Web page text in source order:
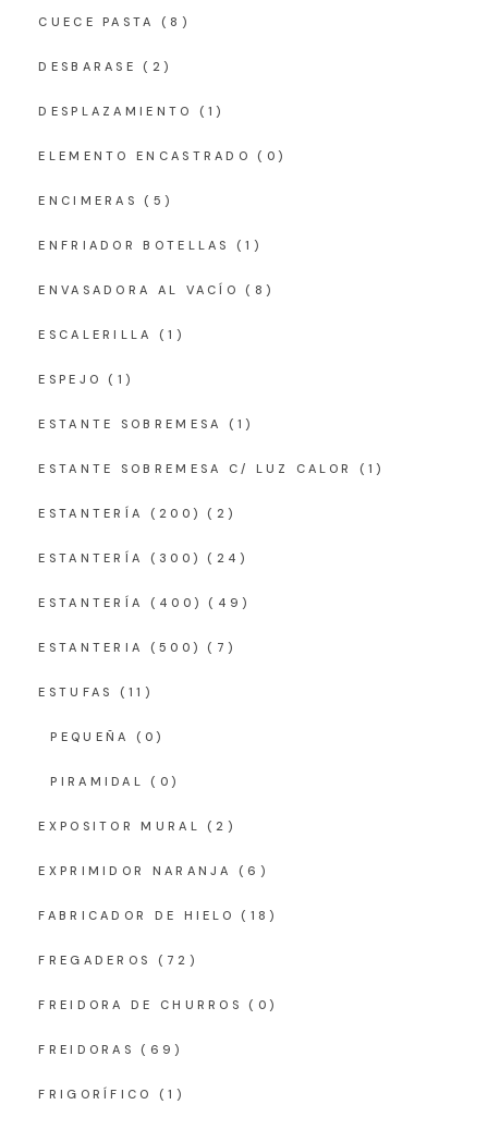
CUECE PASTA (8)
DESBARASE (2)
DESPLAZAMIENTO (1)
ELEMENTO ENCASTRADO (0)
ENCIMERAS (5)
ENFRIADOR BOTELLAS (1)
ENVASADORA AL VACÍO (8)
ESCALERILLA (1)
ESPEJO (1)
ESTANTE SOBREMESA (1)
ESTANTE SOBREMESA C/ LUZ CALOR (1)
ESTANTERÍA (200) (2)
ESTANTERÍA (300) (24)
ESTANTERÍA (400) (49)
ESTANTERIA (500) (7)
ESTUFAS (11)
PEQUEÑA (0)
PIRAMIDAL (0)
EXPOSITOR MURAL (2)
EXPRIMIDOR NARANJA (6)
FABRICADOR DE HIELO (18)
FREGADEROS (72)
FREIDORA DE CHURROS (0)
FREIDORAS (69)
FRIGORÍFICO (1)